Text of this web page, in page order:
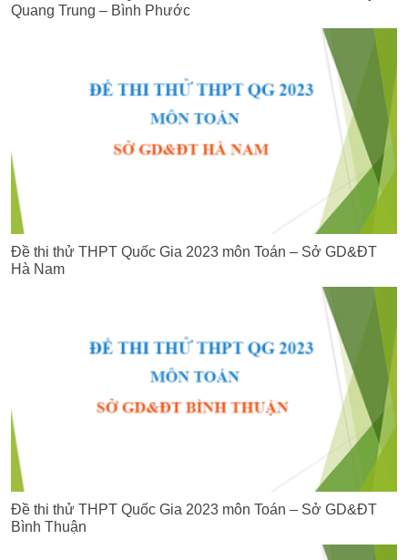
Quang Trung – Bình Phước
Đề thi thử THPT Quốc Gia 2023 môn Toán – Sở GD&ĐT
Hà Nam
Đề thi thử THPT Quốc Gia 2023 môn Toán – Sở GD&ĐT
Bình Thuận